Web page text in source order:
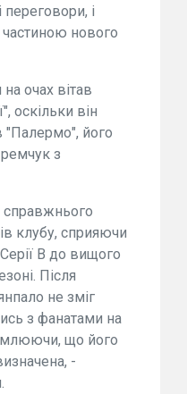
і
нового
очах вітав
оскільки він
"Палермо", його
з
клубу, сприяючи
B до вищого
Після
не зміг
з фанатами на
що його
-